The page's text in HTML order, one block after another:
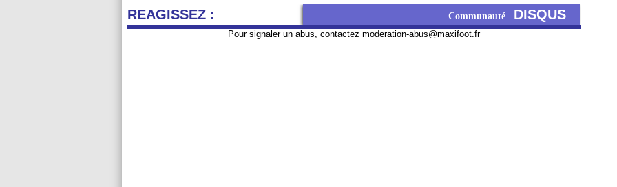
REAGISSEZ : Communauté DISQUS
Pour signaler un abus, contactez moderation-abus@maxifoot.fr